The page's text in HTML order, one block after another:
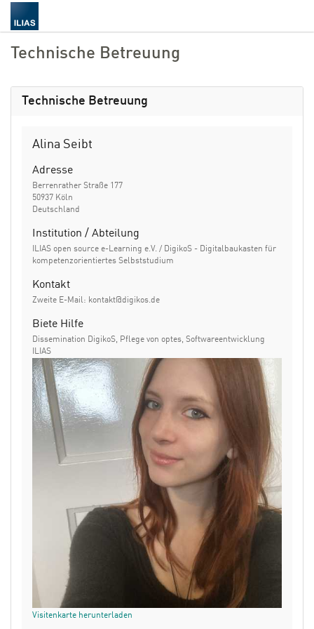
Technische Betreuung
Technische Betreuung
Alina Seibt
Adresse
Berrenrather Straße 177
50937 Köln
Deutschland
Institution / Abteilung
ILIAS open source e-Learning e.V. / DigikoS - Digitalbaukasten für
kompetenzorientiertes Selbststudium
Kontakt
Zweite E-Mail: kontakt@digikos.de
Biete Hilfe
Dissemination DigikoS, Pflege von optes, Softwareentwicklung
ILIAS
Visitenkarte herunterladen